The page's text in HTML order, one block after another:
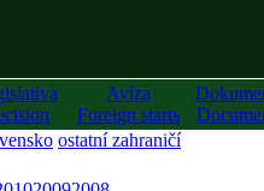
Avíza
Foreign starts
ostatní zahraničí